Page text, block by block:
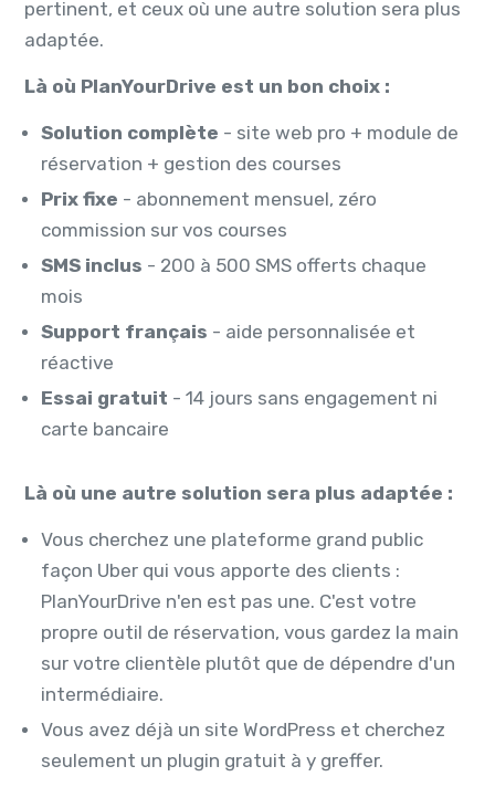
pertinent, et ceux où une autre solution sera plus
adaptée.
Là où PlanYourDrive est un bon choix :
Solution complète - site web pro + module de
réservation + gestion des courses
Prix fixe - abonnement mensuel, zéro
commission sur vos courses
SMS inclus - 200 à 500 SMS offerts chaque
mois
Support français - aide personnalisée et
réactive
Essai gratuit - 14 jours sans engagement ni
carte bancaire
Là où une autre solution sera plus adaptée :
Vous cherchez une plateforme grand public
façon Uber qui vous apporte des clients :
PlanYourDrive n'en est pas une. C'est votre
propre outil de réservation, vous gardez la main
sur votre clientèle plutôt que de dépendre d'un
intermédiaire.
Vous avez déjà un site WordPress et cherchez
seulement un plugin gratuit à y greffer.